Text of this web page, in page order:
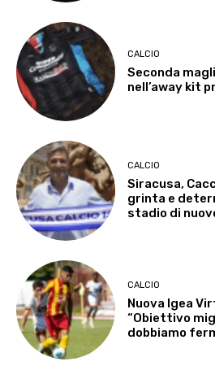
CALCIO
Seconda
nell’away kit
CALCIO
Siracusa,
grinta e
stadio di
CALCIO
Nuova Igea
“Obiettivo
dobbiamo